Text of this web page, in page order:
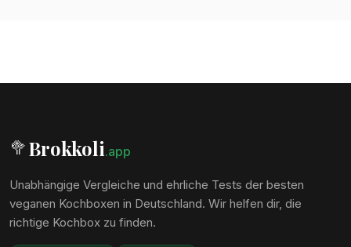
🥦Brokkoli.app
Unabhängige Vergleiche und ehrliche Tests der besten
veganen Kochboxen in Deutschland. Wir helfen dir, die
richtige Kochbox zu finden.